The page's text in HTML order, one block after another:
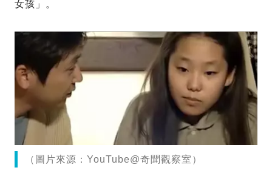
女孩」。
（圖片來源：YouTube@奇聞觀察室）